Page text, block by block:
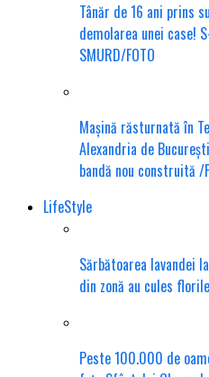
Tânăr de 16 ani prins
demolarea unei case!
SMURD/FOTO
Mașină răsturnată în
Alexandria de
bandă nou construită /
LifeStyle
Sărbătoarea lavandei
din zonă au cules
Peste 100.000 de